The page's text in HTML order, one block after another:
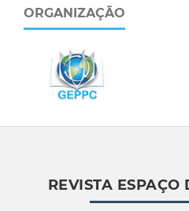
ORGANIZAÇÃO
REVISTA ESPAÇO